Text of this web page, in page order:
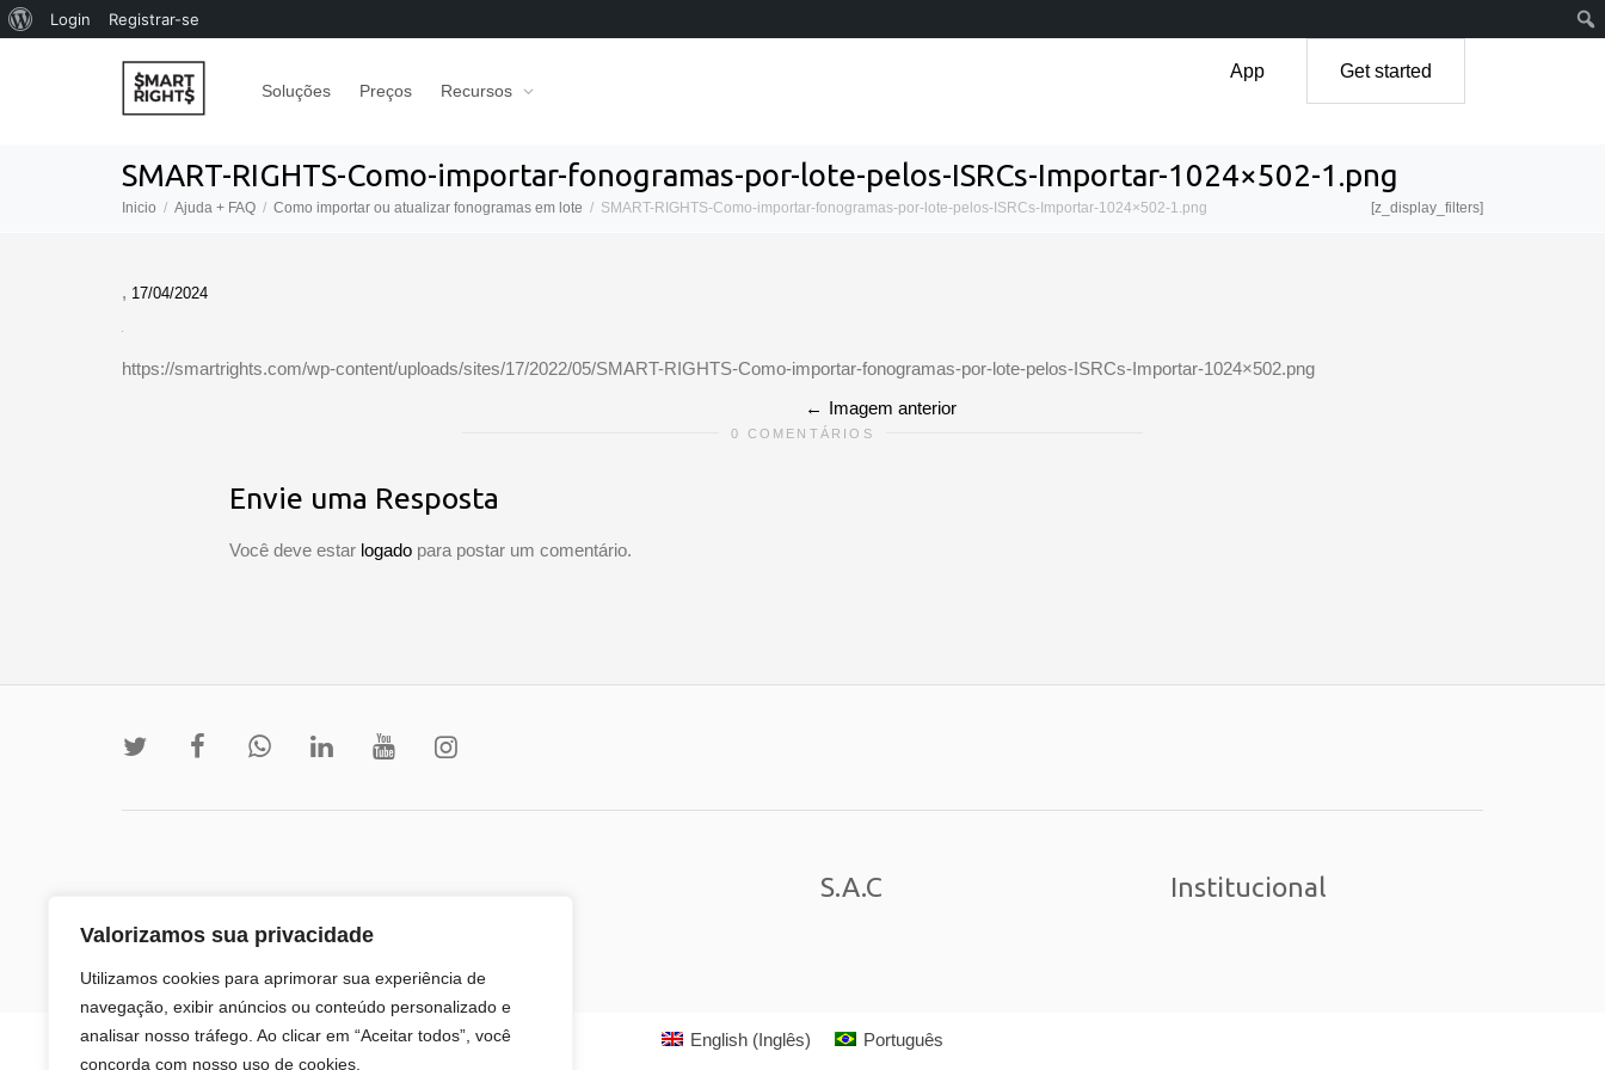
Valorizamos sua privacidade
Utilizamos cookies para aprimorar sua experiência de
navegação, exibir anúncios ou conteúdo personalizado e
analisar nosso tráfego. Ao clicar em “Aceitar todos”, você
concorda com nosso uso de cookies.
Soluções Preços Recursos
App Get started
SMART-RIGHTS-Como-importar-fonogramas-por-lote-pelos-ISRCs-Importar-1024×502-1.png
Inicio Ajuda + FAQ Como importar ou atualizar fonogramas em lote SMART-RIGHTS-Como-importar-fonogramas-por-lote-pelos-ISRCs-Importar-1024×502-1.png [z_display_filters]
, 17/04/2024
https://smartrights.com/wp-content/uploads/sites/17/2022/05/SMART-RIGHTS-Como-importar-fonogramas-por-lote-pelos-ISRCs-Importar-1024×502.png
Imagem anterior
0 COMENTÁRIOS
Envie uma Resposta
Você deve estar logado para postar um comentário.
S.A.C Institucional
English (Inglês) Português
Sobre
Login Registrar-se